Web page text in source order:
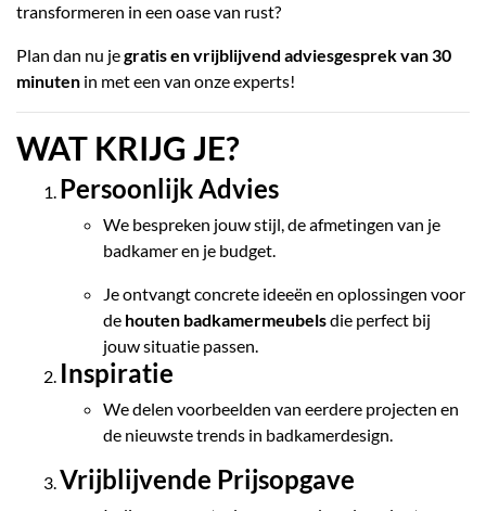
transformeren in een oase van rust?
Plan dan nu jegratis en vrijblijvend adviesgesprek van 30
minuten in met een van onze experts!
WAT KRIJG JE?
Persoonlijk Advies
We bespreken jouw stijl, de afmetingen van je
badkamer en je budget.
Je ontvangt concrete ideeën en oplossingen voor
de houten badkamermeubelsdie perfect bij
jouw situatie passen.
Inspiratie
We delen voorbeelden van eerdere projecten en
de nieuwste trends in badkamerdesign.
Vrijblijvende Prijsopgave